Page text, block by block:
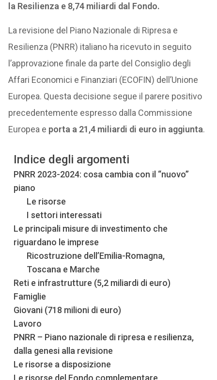
la Resilienza e 8,74 miliardi dal Fondo.
La revisione del Piano Nazionale di Ripresa e
Resilienza (PNRR) italiano ha ricevuto in seguito
l’approvazione finale da parte del Consiglio degli
Affari Economici e Finanziari (ECOFIN) dell’Unione
Europea. Questa decisione segue il parere positivo
precedentemente espresso dalla Commissione
Europea e porta a 21,4 miliardi di euro in aggiunta.
Indice degli argomenti
PNRR 2023-2024: cosa cambia con il “nuovo”
piano
Le risorse
I settori interessati
Le principali misure di investimento che
riguardano le imprese
Ricostruzione dell’Emilia-Romagna,
Toscana e Marche
Reti e infrastrutture (5,2 miliardi di euro)
Famiglie
Giovani (718 milioni di euro)
Lavoro
PNRR – Piano nazionale di ripresa e resilienza,
dalla genesi alla revisione
Le risorse a disposizione
Le risorse del Fondo complementare